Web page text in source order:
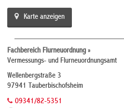
Karte anzeigen
Fachbereich Flurneuordnung »
Vermessungs- und Flurneuordnungsamt
Wellenbergstraße 3
97941 Tauberbischofsheim
09341/82-5351